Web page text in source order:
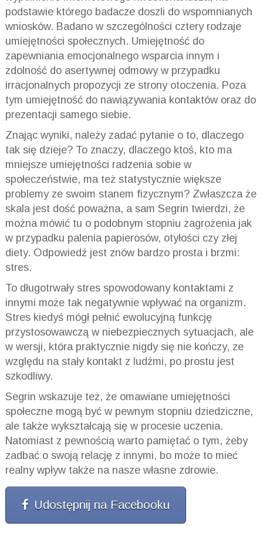
podstawie którego badacze doszli do wspomnianych
wniosków. Badano w szczególności cztery rodzaje
umiejętności społecznych. Umiejętność do
zapewniania emocjonalnego wsparcia innym i
zdolność do asertywnej odmowy w przypadku
irracjonalnych propozycji ze strony otoczenia. Poza
tym umiejętność do nawiązywania kontaktów oraz do
prezentacji samego siebie.
Znając wyniki, należy zadać pytanie o to, dlaczego
tak się dzieje? To znaczy, dlaczego ktoś, kto ma
mniejsze umiejętności radzenia sobie w
społeczeństwie, ma też statystycznie większe
problemy ze swoim stanem fizycznym? Zwłaszcza że
skala jest dość poważna, a sam Segrin twierdzi, że
można mówić tu o podobnym stopniu zagrożenia jak
w przypadku palenia papierosów, otyłości czy złej
diety. Odpowiedź jest znów bardzo prosta i brzmi:
stres.
To długotrwały stres spowodowany kontaktami z
innymi może tak negatywnie wpływać na organizm.
Stres kiedyś mógł pełnić ewolucyjną funkcję
przystosowawczą w niebezpiecznych sytuacjach, ale
w wersji, która praktycznie nigdy się nie kończy, ze
względu na stały kontakt z ludźmi, po prostu jest
szkodliwy.
Segrin wskazuje też, że omawiane umiejętności
społeczne mogą być w pewnym stopniu dziedziczne,
ale także wykształcają się w procesie uczenia.
Natomiast z pewnością warto pamiętać o tym, żeby
zadbać o swoją relację z innymi, bo może to mieć
realny wpływ także na nasze własne zdrowie.
Udostępnij na Facebooku